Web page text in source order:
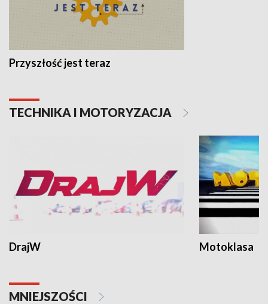
Przyszłość jest teraz
TECHNIKA I MOTORYZACJA
DrajW Motoklasa
MNIEJSZOŚCI